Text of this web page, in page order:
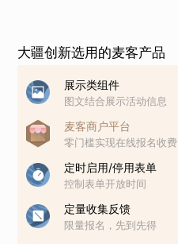
大疆创新选用的麦客产品
展示类组件
图文结合展示活动信息
麦客商户平台
零门槛实现在线报名收费
定时启用/停用表单
控制表单开放时间
定量收集反馈
限量报名，先到先得